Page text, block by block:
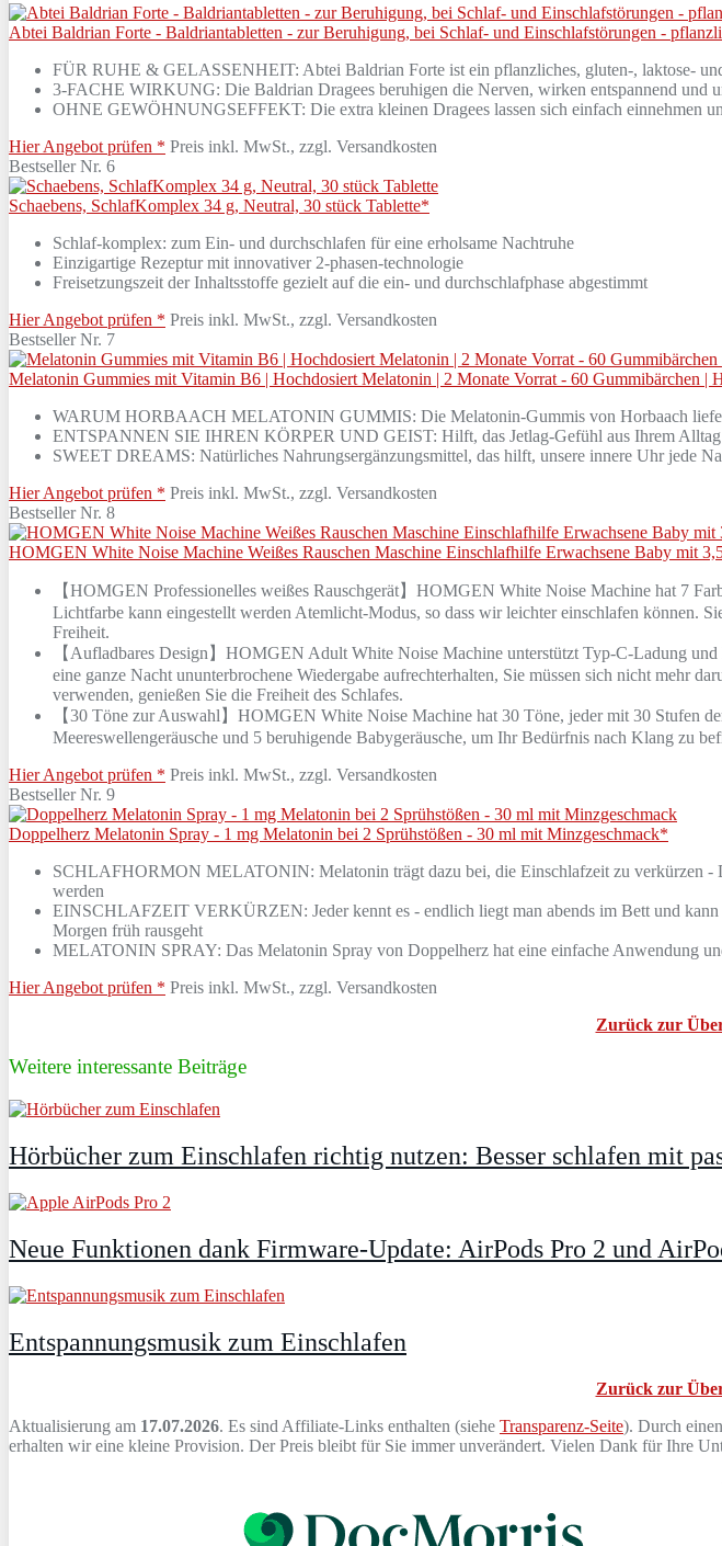
Abtei Baldrian Forte - Baldriantabletten - zur Beruhigung, bei Schlaf- und Einschlafstörungen -
FÜR RUHE & GELASSENHEIT: Abtei Baldrian Forte ist ein pflanzliches, gluten-, laktose-
3-FACHE WIRKUNG: Die Baldrian Dragees beruhigen die Nerven, wirken entspannend und
OHNE GEWÖHNUNGSEFFEKT: Die extra kleinen Dragees lassen sich einfach einnehmen
Hier Angebot prüfen * Preis inkl. MwSt., zzgl. Versandkosten
Bestseller Nr. 6
Schaebens, SchlafKomplex 34 g, Neutral, 30 stück Tablette*
Schlaf-komplex: zum Ein- und durchschlafen für eine erholsame Nachtruhe
Einzigartige Rezeptur mit innovativer 2-phasen-technologie
Freisetzungszeit der Inhaltsstoffe gezielt auf die ein- und durchschlafphase abgestimmt
Hier Angebot prüfen * Preis inkl. MwSt., zzgl. Versandkosten
Bestseller Nr. 7
Melatonin Gummies mit Vitamin B6 | Hochdosiert Melatonin | 2 Monate Vorrat - 60 Gummibärchen |
WARUM HORBAACH MELATONIN GUMMIS: Die Melatonin-Gummis von Horbaach
ENTSPANNEN SIE IHREN KÖRPER UND GEIST: Hilft, das Jetlag-Gefühl aus Ihrem Alltag
SWEET DREAMS: Natürliches Nahrungsergänzungsmittel, das hilft, unsere innere Uhr jede
Hier Angebot prüfen * Preis inkl. MwSt., zzgl. Versandkosten
Bestseller Nr. 8
HOMGEN White Noise Machine Weißes Rauschen Maschine Einschlafhilfe Erwachsene Baby mit
【HOMGEN Professionelles weißes Rauschgerät】HOMGEN White Noise Machine hat 7
Lichtfarbe kann eingestellt werden Atemlicht-Modus, so dass wir leichter einschlafen können.
Freiheit.
【Aufladbares Design】HOMGEN Adult White Noise Machine unterstützt Typ-C-Ladung
eine ganze Nacht ununterbrochene Wiedergabe aufrechterhalten, Sie müssen sich nicht mehr
verwenden, genießen Sie die Freiheit des Schlafes.
【30 Töne zur Auswahl】HOMGEN White Noise Machine hat 30 Töne, jeder mit 30 Stufen
Meereswellengeräusche und 5 beruhigende Babygeräusche, um Ihr Bedürfnis nach Klang zu
Hier Angebot prüfen * Preis inkl. MwSt., zzgl. Versandkosten
Bestseller Nr. 9
Doppelherz Melatonin Spray - 1 mg Melatonin bei 2 Sprühstößen - 30 ml mit Minzgeschmack*
SCHLAFHORMON MELATONIN: Melatonin trägt dazu bei, die Einschlafzeit zu verkürzen -
werden
EINSCHLAFZEIT VERKÜRZEN: Jeder kennt es - endlich liegt man abends im Bett und kann
Morgen früh rausgeht
MELATONIN SPRAY: Das Melatonin Spray von Doppelherz hat eine einfache Anwendung
Hier Angebot prüfen * Preis inkl. MwSt., zzgl. Versandkosten
Zurück zur
Weitere interessante Beiträge
Hörbücher zum Einschlafen richtig nutzen: Besser schlafen mit
Neue Funktionen dank Firmware-Update: AirPods Pro 2 und
Entspannungsmusik zum Einschlafen
Zurück zur
Aktualisierung am 17.07.2026. Es sind Affiliate-Links enthalten (siehe Transparenz-Seite). Durch
erhalten wir eine kleine Provision. Der Preis bleibt für Sie immer unverändert. Vielen Dank für Ihre